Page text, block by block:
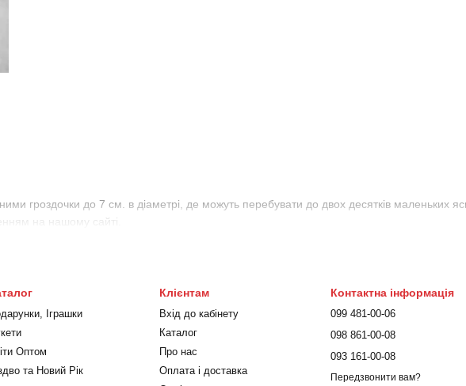
гроздочки до 7 см. в діаметрі, де можуть перебувати до двох десятків маленьких
на нашому сайті.
Іграшки
Оптом
та Новий Рік
Клієнтам
Вхід до кабінету
Каталог
Про нас
Оплата і доставка
Контактна інформація
099 481-00-06
098 861-00-08
093 161-00-08
Передзвонити вам?